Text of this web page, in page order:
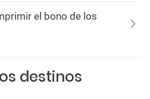
el bono de los
destinos